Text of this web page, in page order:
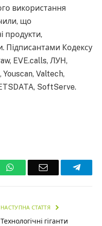
використання
що
продукти,
Кодексу
EVE.calls, ЛУН,
Valtech,
SoftServe.
WhatsAppEmail
НАСТУПНА СТАТТЯ
Технологічні гіганти